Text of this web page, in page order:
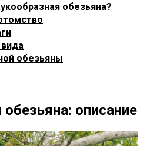
обезьяна?
обезьяны
описание